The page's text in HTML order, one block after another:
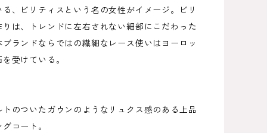
、ビリティスという名の女性がイメージ。ビリ
は、トレンドに左右されない細部にこだわった
ランドならではの繊細なレース使いはヨーロッ
受けている。
のついたガウンのようなリュクス感のある上品
コート。